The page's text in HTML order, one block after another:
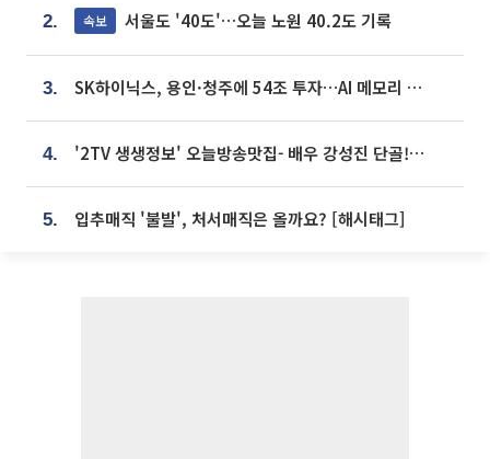
2. 속보 서울도 '40도'…오늘 노원 40.2도 기록
3. SK하이닉스, 용인·청주에 54조 투자…AI 메모리 생산기지 키운다
4. '2TV 생생정보' 오늘방송맛집- 배우 강성진 단골! 쌀국수ㆍ푸팟퐁 커리 맛집 '블○○○'
5. 입추매직 '불발', 처서매직은 올까요? [해시태그]